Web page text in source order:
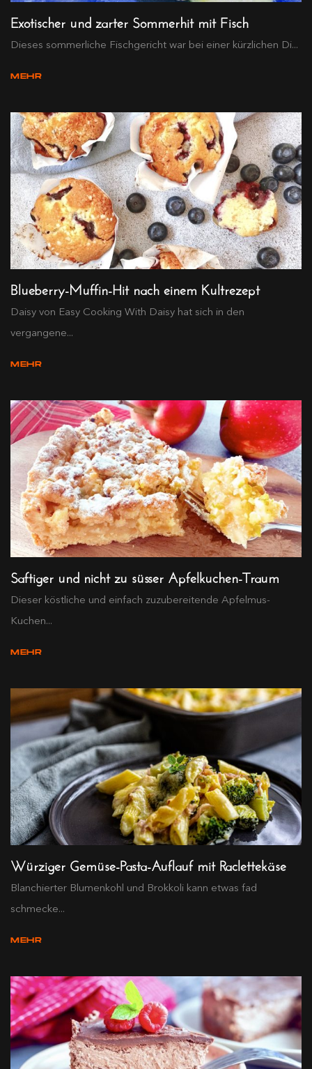
Exotischer und zarter Sommerhit mit Fisch
Dieses sommerliche Fischgericht war bei einer kürzlichen Di...
MEHR
Blueberry-Muffin-Hit nach einem Kultrezept
Daisy von Easy Cooking With Daisy hat sich in den
vergangene...
MEHR
Saftiger und nicht zu süsser Apfelkuchen-Traum
Dieser köstliche und einfach zuzubereitende Apfelmus-
Kuchen...
MEHR
Würziger Gemüse-Pasta-Auflauf mit Raclettekäse
Blanchierter Blumenkohl und Brokkoli kann etwas fad
schmecke...
MEHR